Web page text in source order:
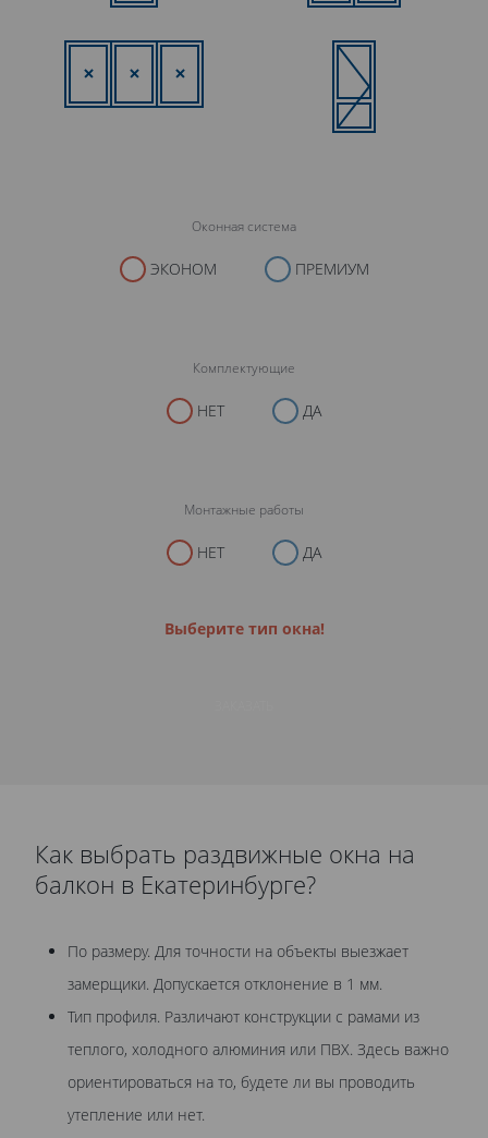
Оконная система
ЭКОНОМ ПРЕМИУМ
Комплектующие
НЕТ ДА
Монтажные работы
НЕТ ДА
Выберите тип окна!
Как выбрать раздвижные окна на
балкон в Екатеринбурге?
По размеру. Для точности на объекты выезжает
замерщики. Допускается отклонение в 1 мм.
Тип профиля. Различают конструкции с рамами из
теплого, холодного алюминия или ПВХ. Здесь важно
ориентироваться на то, будете ли вы проводить
утепление или нет.